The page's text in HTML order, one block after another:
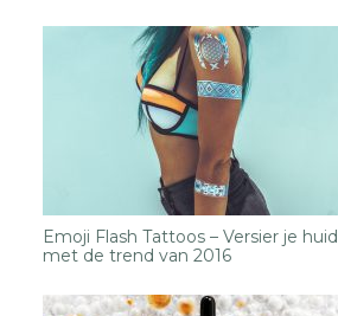
Emoji Flash Tattoos – Versier je huid
met de trend van 2016